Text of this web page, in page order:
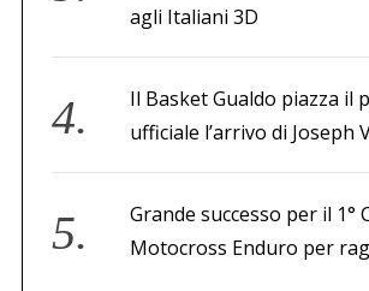
agli Italiani 3D
Il Basket Gualdo piazza il
ufficiale l’arrivo di Joseph
Grande successo per il 1°
Motocross Enduro per